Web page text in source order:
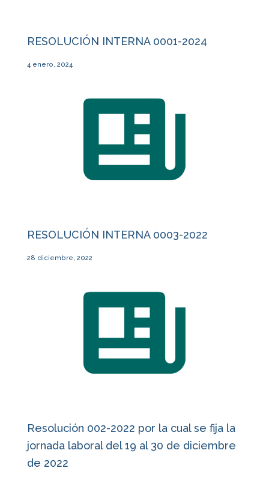
RESOLUCIÓN INTERNA 0001-2024
4 enero, 2024
RESOLUCIÓN INTERNA 0003-2022
28 diciembre, 2022
Resolución 002-2022 por la cual se fija la
jornada laboral del 19 al 30 de diciembre
de 2022